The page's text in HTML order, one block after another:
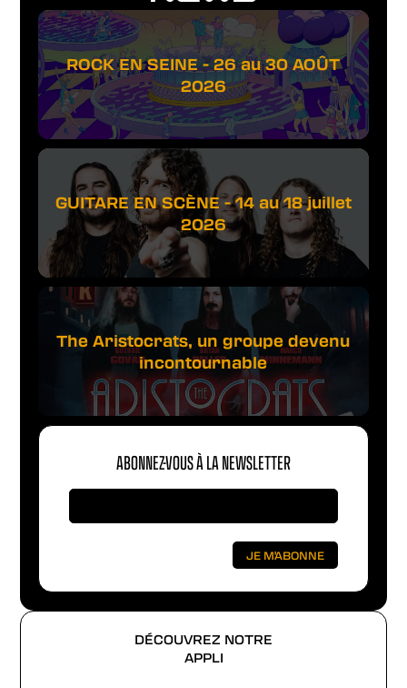
DÉCOUVREZ NOTRE
APPLI
ROCK EN SEINE - 26 au 30 AOÛT
2026
GUITARE EN SCÈNE - 14 au 18 juillet
2026
The Aristocrats, un groupe devenu
incontournable
ABONNEZ-VOUS À LA NEWSLETTER